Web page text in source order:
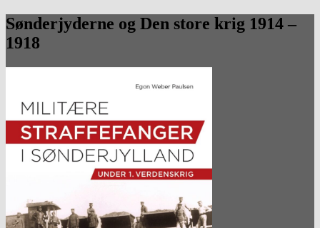
Sønderjyderne og Den store krig 1914 –
1918